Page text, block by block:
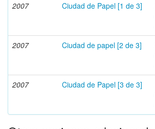
2007 Ciudad de Papel [1 de 3]
2007
Ciudad de papel [2 de 3]
2007
Ciudad de Papel [3 de 3]